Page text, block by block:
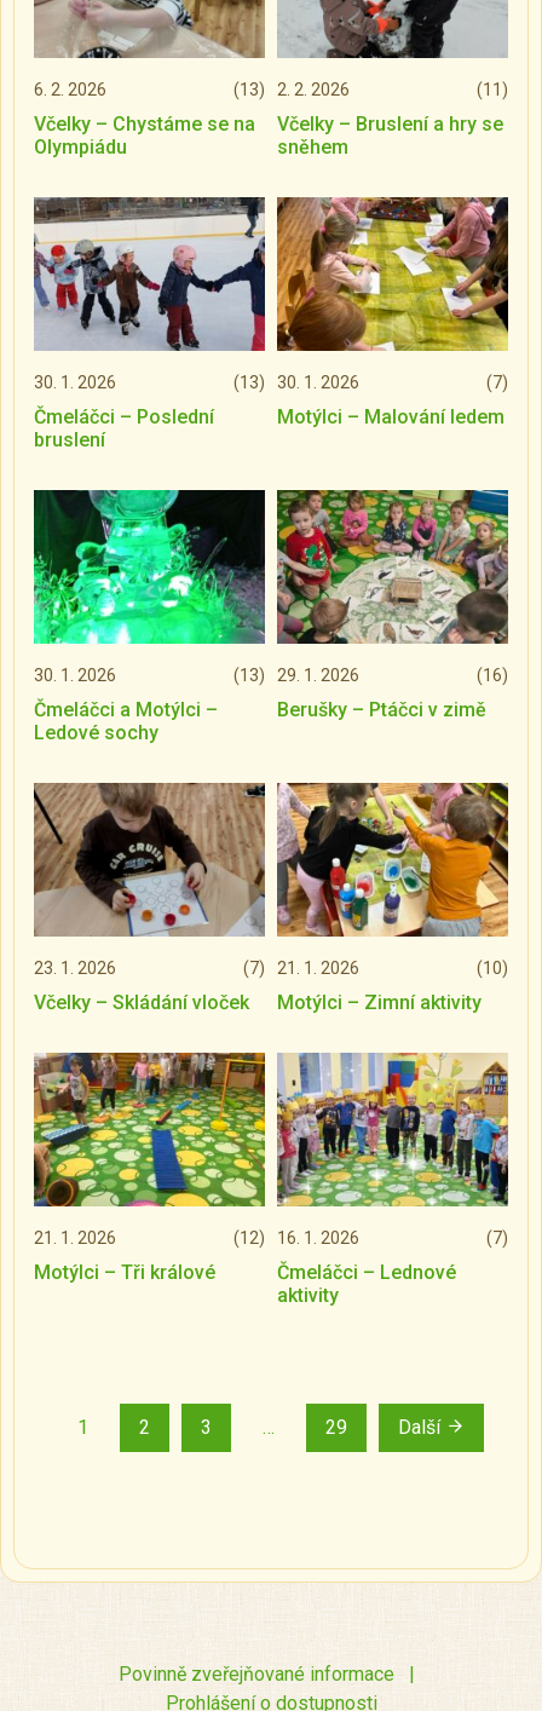
6. 2. 2026 (13)
Včelky – Chystáme se na
Olympiádu
2. 2. 2026 (11)
Včelky – Bruslení a hry se
sněhem
30. 1. 2026 (13)
Čmeláčci – Poslední
bruslení
30. 1. 2026 (7)
Motýlci – Malování ledem
30. 1. 2026 (13)
Čmeláčci a Motýlci –
Ledové sochy
29. 1. 2026 (16)
Berušky – Ptáčci v zimě
23. 1. 2026 (7)
Včelky – Skládání vloček
21. 1. 2026 (10)
Motýlci – Zimní aktivity
21. 1. 2026 (12)
Motýlci – Tři králové
16. 1. 2026 (7)
Čmeláčci – Lednové
aktivity
1 2 3 … 29 Další
Povinně zveřejňované informace|
Prohlášení o dostupnosti